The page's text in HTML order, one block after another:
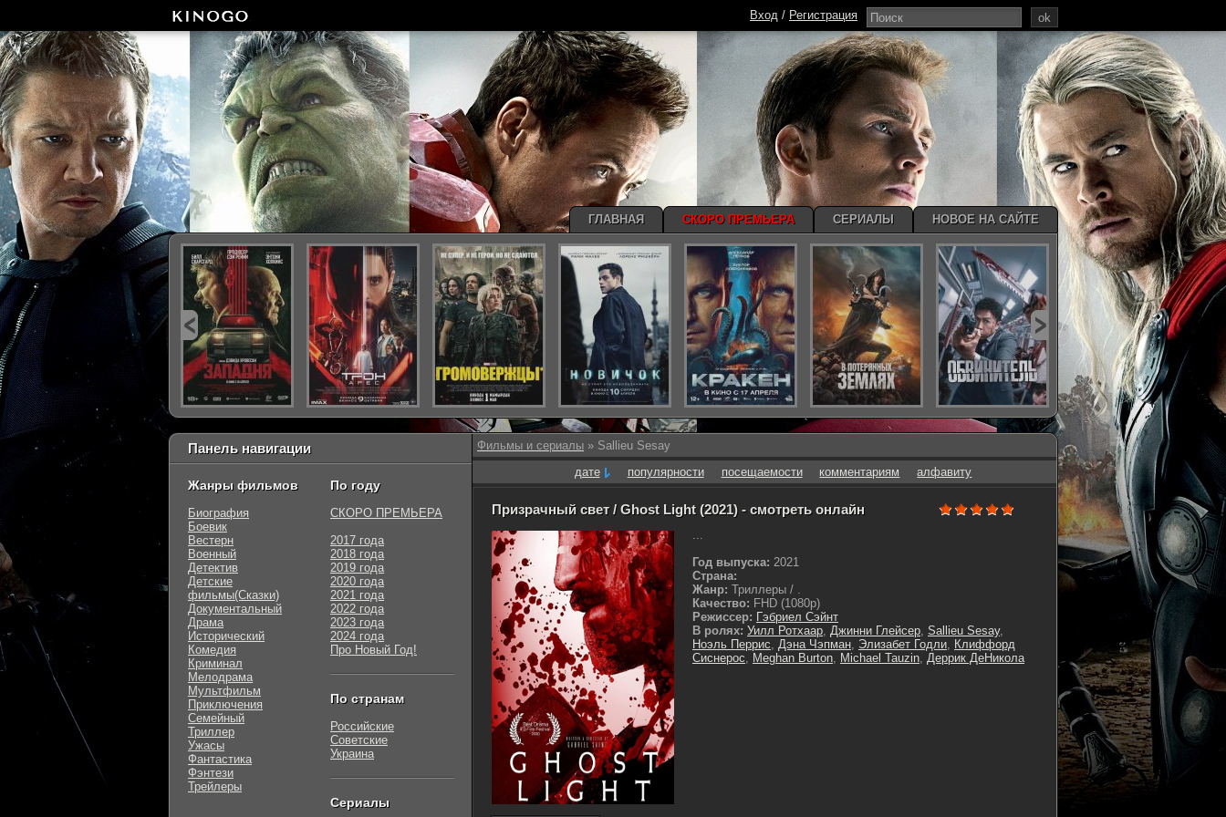
Фильмы и сериалы » Sallieu Sesay
дате
популярности посещаемости комментариям алфавиту
Призрачный свет / Ghost Light (2021) - смотреть онлайн
...
Год выпуска: 2021
Страна:
Жанр: Триллеры / .
Качество: FHD (1080p)
Режиссер: Гэбриел Сэйнт
В ролях: Уилл Ротхаар, Джинни Глейсер, Sallieu Sesay,
Ноэль Перрис, Дэна Чэпман, Элизабет Годли, Клиффорд
Сиснерос, Meghan Burton, Michael Tauzin, Деррик ДеНикола
Панель навигации
Жанры фильмов
Биография
Боевик
Вестерн
Военный
Детектив
Детские
фильмы(Сказки)
Документальный
Драма
Исторический
Комедия
Криминал
Мелодрама
Мультфильм
Приключения
Семейный
Триллер
Ужасы
Фантастика
Фэнтези
Трейлеры
По году
СКОРО ПРЕМЬЕРА
2017 года
2018 года
2019 года
2020 года
2021 года
2022 года
2023 года
2024 года
Про Новый Год!
По странам
Российские
Советские
Украина
Сериалы
ok
Вход / Регистрация
ГЛАВНАЯ СКОРО ПРЕМЬЕРА СЕРИАЛЫ НОВОЕ НА САЙТЕ